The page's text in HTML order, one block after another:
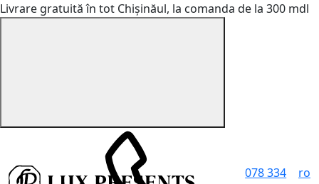
Livrare gratuită în tot Chișinăul, la comanda de la 300 mdl
078 334
ro